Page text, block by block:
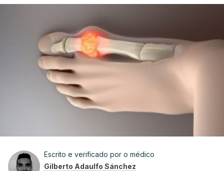
Escrito e verificado por o médico
Gilberto Adaulfo Sánchez